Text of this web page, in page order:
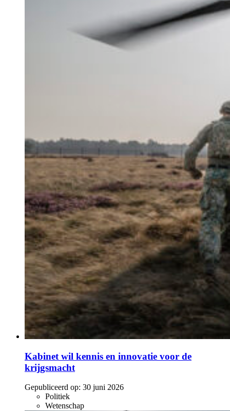
Kabinet wil kennis en innovatie voor de
krijgsmacht
Gepubliceerd op: 30 juni 2026
Politiek
Wetenschap